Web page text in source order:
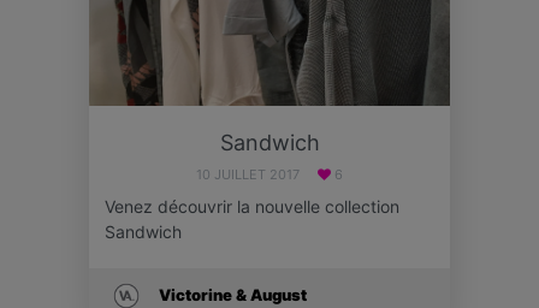
Sandwich
10 JUILLET 2017 6
Venez découvrir la nouvelle collection
Sandwich
Victorine & August